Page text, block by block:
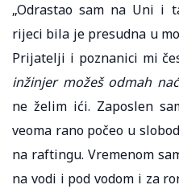
„Odrastao sam na Uni i
rijeci bila je presudna u
Prijatelji i poznanici mi
inžinjer možeš odmah
ne želim ići. Zaposlen
veoma rano počeo u
na raftingu. Vremenom
na vodi i pod vodom i za